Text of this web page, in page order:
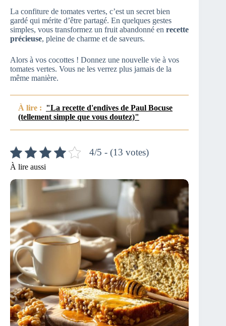
La confiture de tomates vertes, c’est un secret bien
gardé qui mérite d’être partagé. En quelques gestes
simples, vous transformez un fruit abandonné en recette
précieuse, pleine de charme et de saveurs.
Alors à vos cocottes ! Donnez une nouvelle vie à vos
tomates vertes. Vous ne les verrez plus jamais de la
même manière.
À lire : "La recette d'endives de Paul Bocuse
(tellement simple que vous doutez)"
4/5 - (13 votes)
À lire aussi